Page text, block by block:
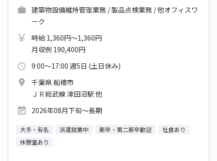
建築物設備維持管理業務 / 製品点検業務 / 他オフィスワ
ーク
時給 1,360円～1,360円
月収例 190,400円
9:00～17:00 週5日 (土日休み)
千葉県 船橋市
ＪＲ総武線 津田沼駅 他
2026年08月下旬～長期
大手・有名 派遣就業中 新卒・第二新卒歓迎
社食あり
休憩室あり